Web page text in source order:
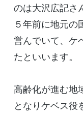
のは大沢広記さ
５年前に地元の
営んでいて、ケ
たといいます。
高齢化が進む地
となりケベス役